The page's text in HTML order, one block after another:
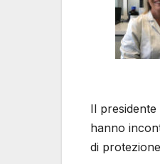
Il
hanno
di